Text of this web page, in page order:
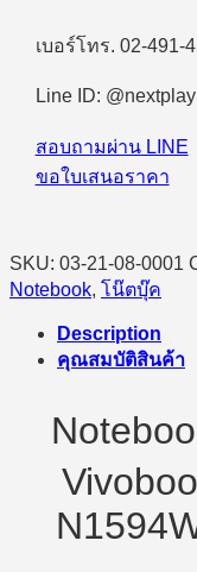
เบอร์โทร. 02-491-
Line ID: @nextplay
สอบถามผ่าน LINE
ขอใบเสนอราคา
SKU: 03-21-08-0001
Notebook, โน๊ตบุ๊ค
Description
คุณสมบัติสินค้า